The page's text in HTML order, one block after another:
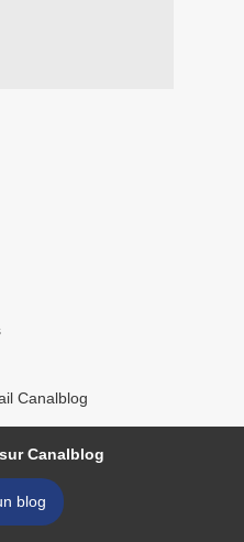
Canalblog
Canalblog
blog